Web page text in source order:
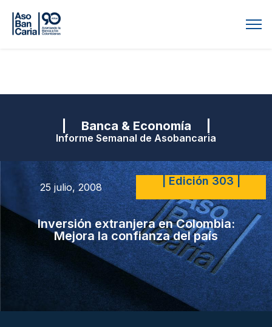
| Banca & Economía |
Informe Semanal de Asobancaria
25 julio, 2008 | Edición 303 |
Inversión extranjera en Colombia:
Mejora la confianza del país